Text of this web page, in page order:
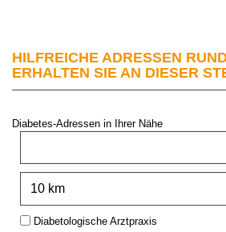
HILFREICHE ADRESSEN
ERHALTEN SIE AN DIESER
Diabetes-Adressen in Ihrer Nähe
Type:Diabetologische Arztpraxis